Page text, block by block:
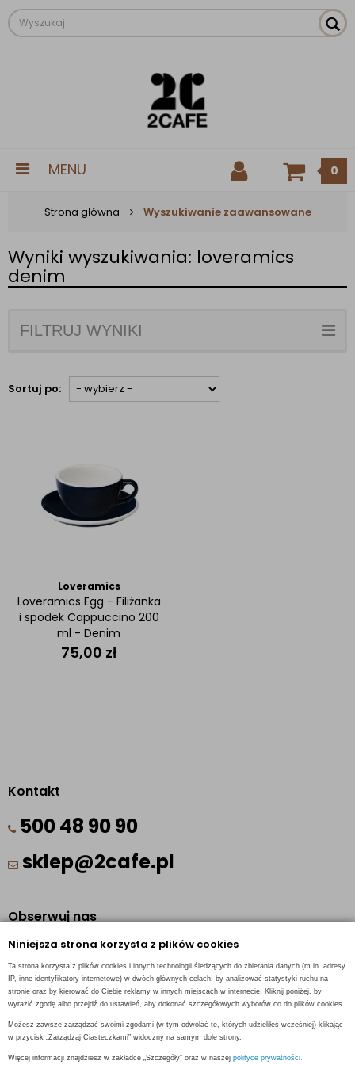
Niniejsza strona korzysta z plików cookies
Ta strona korzysta z plików cookies i innych technologii śledzących do zbierania danych (m.in. adresy
IP, inne identyfikatory internetowe) w dwóch głównych celach: by analizować statystyki ruchu na
stronie oraz by kierować do Ciebie reklamy w innych miejscach w internecie. Kliknij poniżej, by
wyrazić zgodę albo przejdź do ustawień, aby dokonać szczegółowych wyborów co do plików cookies.
Możesz zawsze zarządzać swoimi zgodami (w tym odwołać te, których udzieliłeś wcześniej) klikając
w przycisk „Zarządzaj Ciasteczkami” widoczny na samym dole strony.
Więcej informacji znajdziesz w zakładce „Szczegóły” oraz w naszej polityce prywatności.
MENU 0
Strona główna Wyszukiwanie zaawansowane
Wyniki wyszukiwania: loveramics
denim
FILTRUJ WYNIKI
Sortuj po:
Loveramics
Loveramics Egg - Filiżanka
i spodek Cappuccino 200
ml - Denim
75,00 zł
Kontakt
500 48 90 90
sklep@2cafe.pl
Obserwuj nas
Facebook
Pinterest
Instagram